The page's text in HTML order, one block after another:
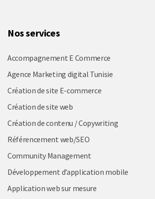
Nos services
Accompagnement E Commerce
Agence Marketing digital Tunisie
Création de site E-commerce
Création de site web
Création de contenu / Copywriting
Référencement web/SEO
Community Management
Développement d’application mobile
Application web sur mesure